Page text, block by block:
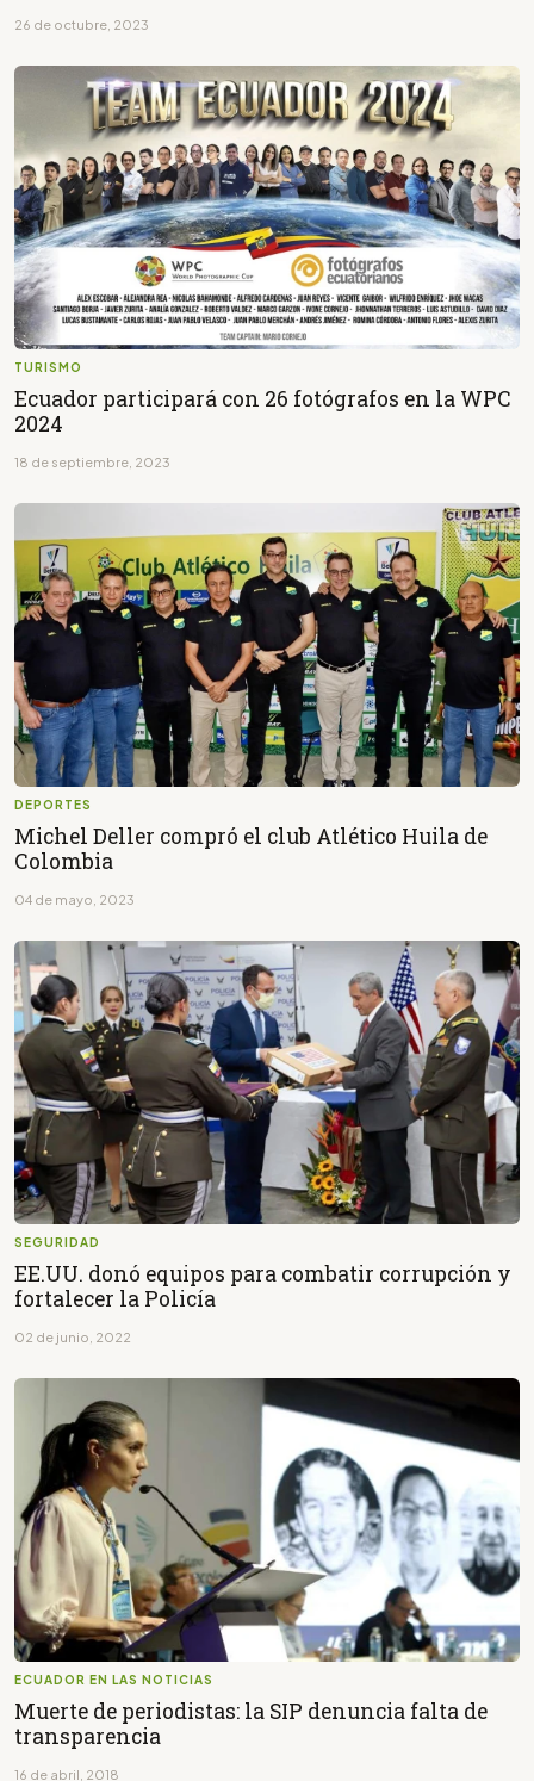
26 de octubre, 2023
TURISMO
Ecuador participará con 26 fotógrafos en la WPC
2024
18 de septiembre, 2023
DEPORTES
Michel Deller compró el club Atlético Huila de
Colombia
04 de mayo, 2023
SEGURIDAD
EE.UU. donó equipos para combatir corrupción y
fortalecer la Policía
02 de junio, 2022
ECUADOR EN LAS NOTICIAS
Muerte de periodistas: la SIP denuncia falta de
transparencia
16 de abril, 2018